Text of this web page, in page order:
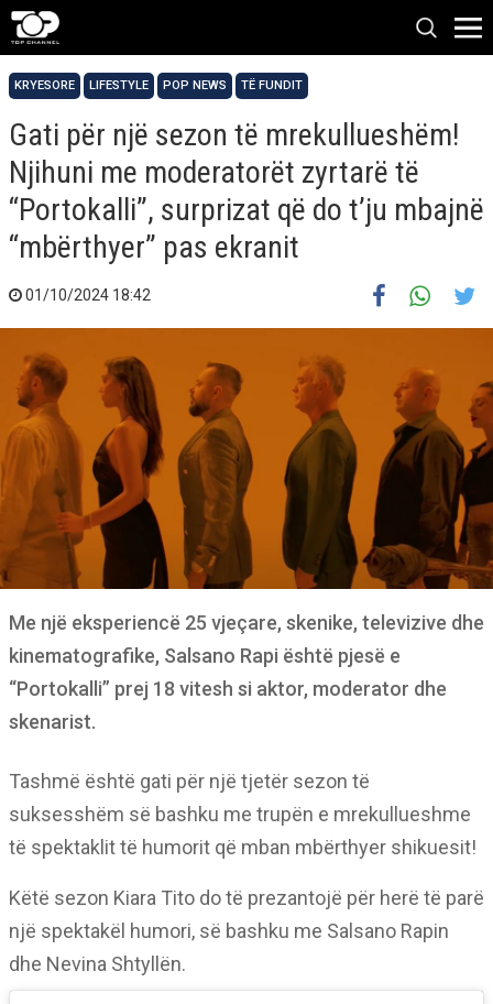
KRYESORE LIFESTYLE POP NEWS TË FUNDIT
Gati për një sezon të mrekullueshëm!
Njihuni me moderatorët zyrtarë të
“Portokalli”, surprizat që do t’ju mbajnë
“mbërthyer” pas ekranit
01/10/2024 18:42
Me një eksperiencë 25 vjeçare, skenike, televizive dhe
kinematografike, Salsano Rapi është pjesë e
“Portokalli” prej 18 vitesh si aktor, moderator dhe
skenarist.
Tashmë është gati për një tjetër sezon të
suksesshëm së bashku me trupën e mrekullueshme
të spektaklit të humorit që mban mbërthyer shikuesit!
Këtë sezon Kiara Tito do të prezantojë për herë të parë
një spektakël humori, së bashku me Salsano Rapin
dhe Nevina Shtyllën.